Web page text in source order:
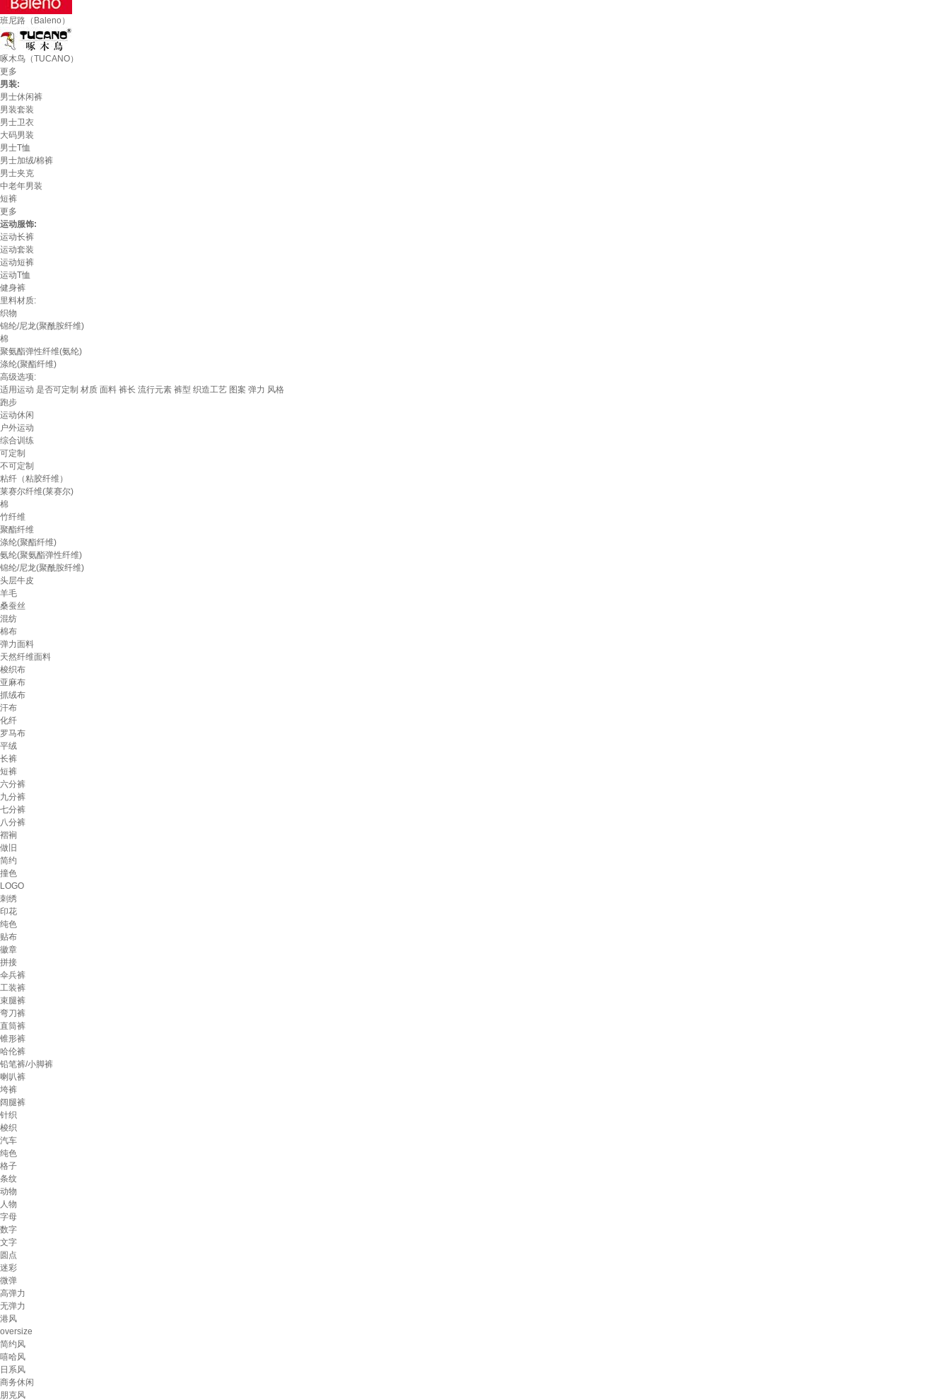
班尼路（Baleno）
啄木鸟（TUCANO）
更多
男装:
男士休闲裤
男装套装
男士卫衣
大码男装
男士T恤
男士加绒/棉裤
男士夹克
中老年男装
短裤
更多
运动服饰:
运动长裤
运动套装
运动短裤
运动T恤
健身裤
里料材质:
织物
锦纶/尼龙(聚酰胺纤维)
棉
聚氨酯弹性纤维(氨纶)
涤纶(聚酯纤维)
高级选项:
适用运动 是否可定制 材质 面料 裤长 流行元素 裤型 织造工艺 图案 弹力 风格
跑步
运动休闲
户外运动
综合训练
可定制
不可定制
粘纤（粘胶纤维）
莱赛尔纤维(莱赛尔)
棉
竹纤维
聚酯纤维
涤纶(聚酯纤维)
氨纶(聚氨酯弹性纤维)
锦纶/尼龙(聚酰胺纤维)
头层牛皮
羊毛
桑蚕丝
混纺
棉布
弹力面料
天然纤维面料
梭织布
亚麻布
抓绒布
汗布
化纤
罗马布
平绒
长裤
短裤
六分裤
九分裤
七分裤
八分裤
褶裥
做旧
简约
撞色
LOGO
刺绣
印花
纯色
贴布
徽章
拼接
伞兵裤
工装裤
束腿裤
弯刀裤
直筒裤
锥形裤
哈伦裤
铅笔裤/小脚裤
喇叭裤
垮裤
阔腿裤
针织
梭织
汽车
纯色
格子
条纹
动物
人物
字母
数字
文字
圆点
迷彩
微弹
高弹力
无弹力
港风
oversize
简约风
嘻哈风
日系风
商务休闲
朋克风